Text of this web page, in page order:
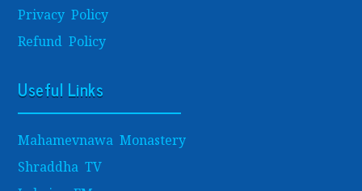
Privacy Policy
Refund Policy
Useful Links
Mahamevnawa Monastery
Shraddha TV